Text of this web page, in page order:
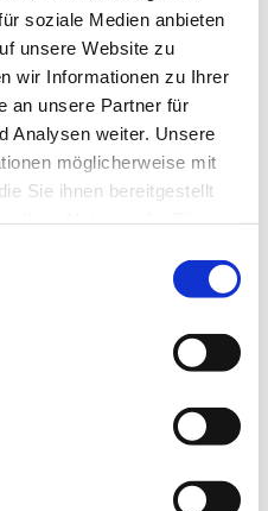
soziale Medien anbieten
unsere Website zu
wir Informationen zu Ihrer
an unsere Partner für
Analysen weiter. Unsere
möglicherweise mit
Sie ihnen bereitgestellt
das Kind sollte aber